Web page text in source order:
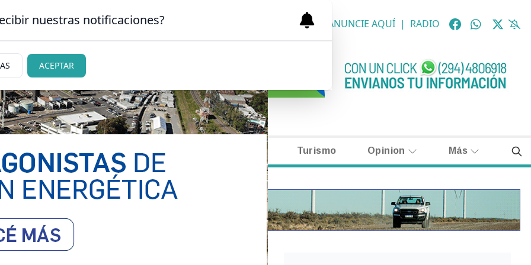
CARLOS DE BARILOCHE CLASIFICADOS NECROLÓGICAS ANUNCIE AQUÍ | RADIO
Judiciales Turismo Opinion Más
nuestras notificaciones?
ACEPTAR